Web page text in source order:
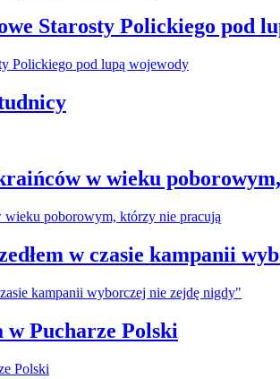
Starosty Polickiego pod
w wieku
w czasie kampanii
w Pucharze Polski